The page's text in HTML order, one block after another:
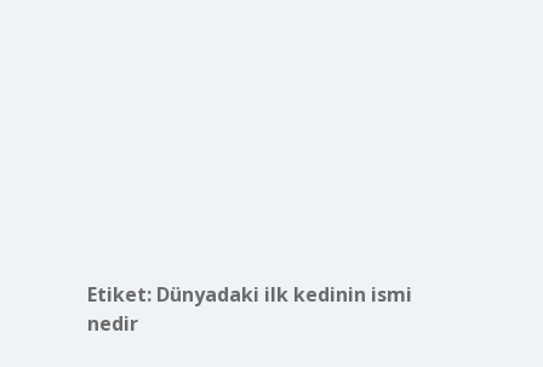
Etiket: Dünyadaki ilk kedinin ismi
nedir